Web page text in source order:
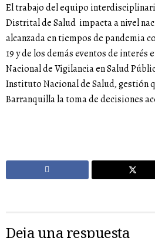
El trabajo del equipo
Distrital de Salud impacta a nivel
alcanzada en tiempos de pandemia
19 y de los demás eventos de interés
Nacional de Vigilancia en Salud
Instituto Nacional de Salud, gestión
Barranquilla la toma de decisiones